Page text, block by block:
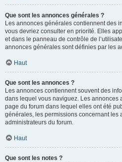
Que sont les annonces générales ?
Les annonces générales contiennent des
vous devriez consulter en priorité. Elles
et dans le panneau de contrôle de
annonces générales sont définies par les
Haut
Que sont les annonces ?
Les annonces contiennent souvent des
dans lequel vous naviguez. Les annonces
page du forum dans lequel elles ont été
générales, les permissions concernant les
administrateurs du forum.
Haut
Que sont les notes ?